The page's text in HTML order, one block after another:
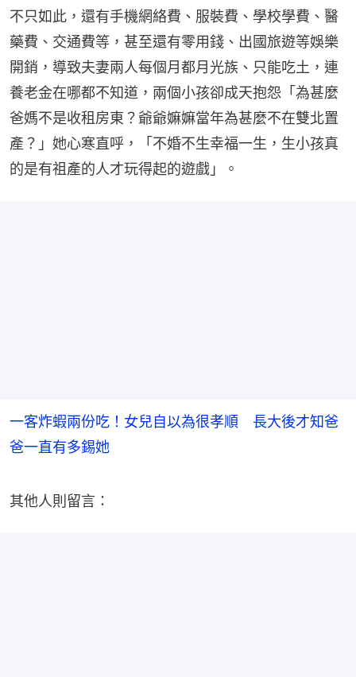
不只如此，還有手機網絡費、服裝費、學校學費、醫
藥費、交通費等，甚至還有零用錢、出國旅遊等娛樂
開銷，導致夫妻兩人每個月都月光族、只能吃土，連
養老金在哪都不知道，兩個小孩卻成天抱怨「為甚麼
爸媽不是收租房東？爺爺嫲嫲當年為甚麼不在雙北置
產？」她心寒直呼，「不婚不生幸福一生，生小孩真
的是有祖產的人才玩得起的遊戲」。
一客炸蝦兩份吃！女兒自以為很孝順 長大後才知爸
爸一直有多錫她
其他人則留言：